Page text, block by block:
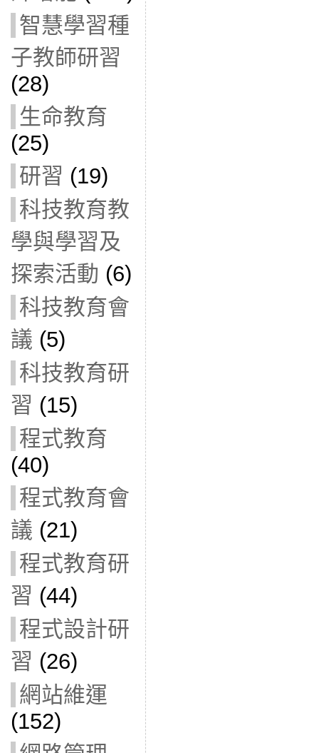
智慧學習種
子教師研習
(28)
生命教育
(25)
研習 (19)
科技教育教
學與學習及
探索活動 (6)
科技教育會
議 (5)
科技教育研
習 (15)
程式教育
(40)
程式教育會
議 (21)
程式教育研
習 (44)
程式設計研
習 (26)
網站維運
(152)